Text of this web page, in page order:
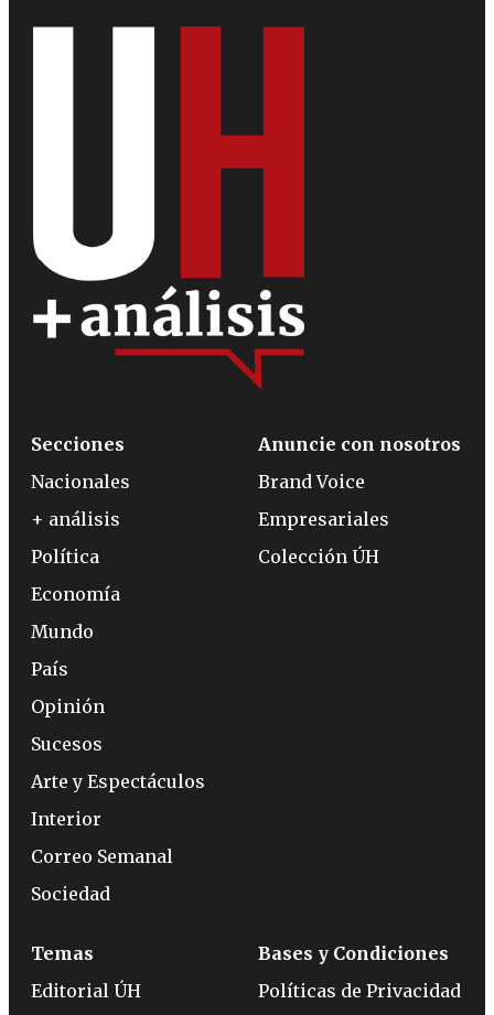
Secciones
Nacionales
+ análisis
Política
Economía
Mundo
País
Opinión
Sucesos
Arte y Espectáculos
Interior
Correo Semanal
Sociedad
Anuncie con nosotros
Brand Voice
Empresariales
Colección ÚH
Temas
Editorial ÚH
Bases y Condiciones
Políticas de Privacidad